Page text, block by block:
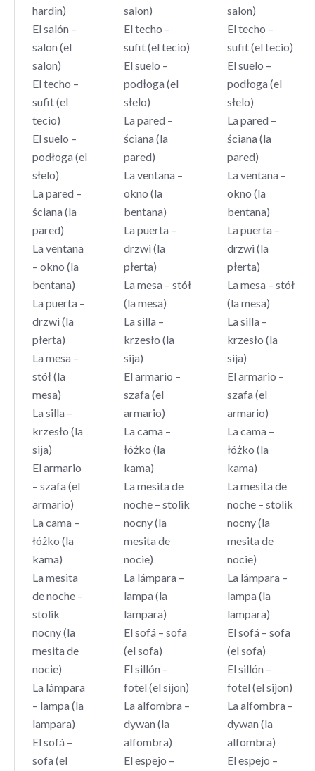
hardin)
El salón –
salon (el
salon)
El techo –
sufit (el
tecio)
El suelo –
podłoga (el
słelo)
La pared –
ściana (la
pared)
La ventana
– okno (la
bentana)
La puerta –
drzwi (la
płerta)
La mesa –
stół (la
mesa)
La silla –
krzesło (la
sija)
El armario
– szafa (el
armario)
La cama –
łóżko (la
kama)
La mesita
de noche –
stolik
nocny (la
mesita de
nocie)
La lámpara
– lampa (la
lampara)
El sofá –
sofa (el
salon)
El techo –
sufit (el tecio)
El suelo –
podłoga (el
słelo)
La pared –
ściana (la
pared)
La ventana –
okno (la
bentana)
La puerta –
drzwi (la
płerta)
La mesa – stół
(la mesa)
La silla –
krzesło (la
sija)
El armario –
szafa (el
armario)
La cama –
łóżko (la
kama)
La mesita de
noche – stolik
nocny (la
mesita de
nocie)
La lámpara –
lampa (la
lampara)
El sofá – sofa
(el sofa)
El sillón –
fotel (el sijon)
La alfombra –
dywan (la
alfombra)
El espejo –
salon)
El techo –
sufit (el tecio)
El suelo –
podłoga (el
słelo)
La pared –
ściana (la
pared)
La ventana –
okno (la
bentana)
La puerta –
drzwi (la
płerta)
La mesa – stół
(la mesa)
La silla –
krzesło (la
sija)
El armario –
szafa (el
armario)
La cama –
łóżko (la
kama)
La mesita de
noche – stolik
nocny (la
mesita de
nocie)
La lámpara –
lampa (la
lampara)
El sofá – sofa
(el sofa)
El sillón –
fotel (el sijon)
La alfombra –
dywan (la
alfombra)
El espejo –